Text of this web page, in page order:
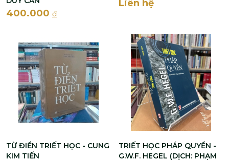
400.000 đ
Liên hệ
TỪ ĐIỂN TRIẾT HỌC - CUNG
KIM TIẾN
TRIẾT HỌC PHÁP QUYỀN -
G.W.F. HEGEL (DỊCH: PHẠM